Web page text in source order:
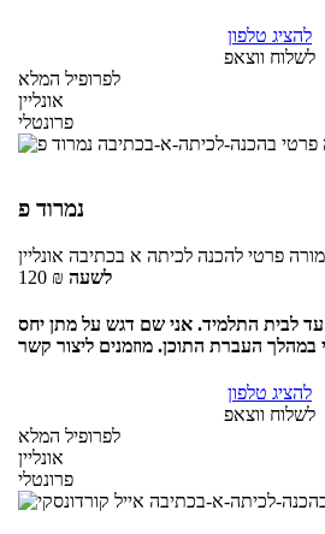
להציג טלפון
לשלוח ווצאפ
לפרופיל המלא
אונליין
פרונטלי
נמרוד פ
מורה פרטי להכנה לכיתה א בכתיבה אונליין
120 ₪ לשעה
עד לבית התלמיד. אני שם דגש על מתן יחס
להציג טלפון
לשלוח ווצאפ
לפרופיל המלא
אונליין
פרונטלי